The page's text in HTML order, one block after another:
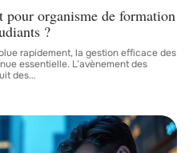
organisme de formation
?
rapidement, la gestion efficace des
essentielle. L’avènement des
des…